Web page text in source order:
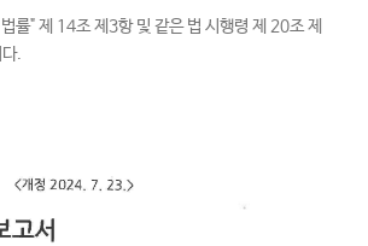
률" 제 14조 제3항 및 같은 법 시행령 제 20조 제
.